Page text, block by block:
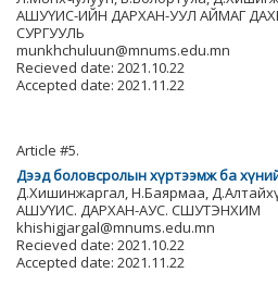
АШУҮИС-ИЙН ДАРХАН-УУЛ АЙМАГ
СУРГУУЛЬ
munkhchuluun@mnums.edu.mn
Recieved date: 2021.10.22
Accepted date: 2021.11.22
Article #5.
Дээд боловсролын хүртээмж ба хүний
Д.Хишинжаргал, Н.Баярмаа,
АШУҮИС. ДАРХАН-АУС. СШУТЭНХИМ
khishigjargal@mnums.edu.mn
Recieved date: 2021.10.22
Accepted date: 2021.11.22